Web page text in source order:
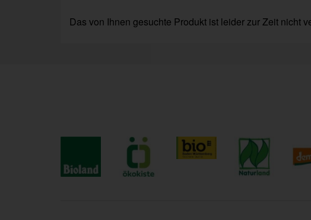
Das von Ihnen gesuchte Produkt ist leider zur Zeit nicht